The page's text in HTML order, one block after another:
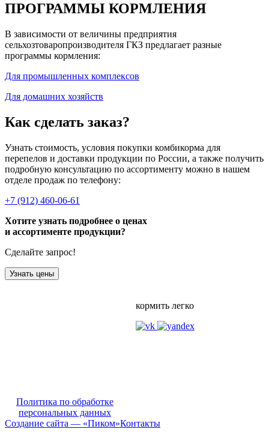
ПРОГРАММЫ КОРМЛЕНИЯ
В зависимости от величины предприятия
сельхозтоваропроизводителя ГКЗ предлагает разные
программы кормления:
Для промышленных комплексов
Для домашних хозяйств
Как сделать заказ?
Узнать стоимость, условия покупки комбикорма для
перепелов и доставки продукции по России, а также получить
подробную консультацию по ассортименту можно в нашем
отделе продаж по телефону:
+7 (912) 460-06-61
Хотите узнать подробнее о ценах
и ассортименте продукции?
Сделайте запрос!
Узнать цены
кормить легко
Политика по обработке
персональных данных
Создание сайта — «Пиком»Контакты